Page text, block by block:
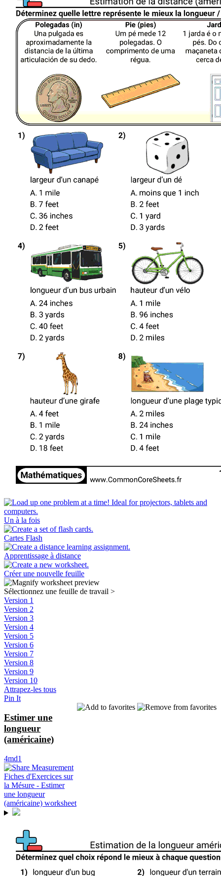
Un à la fois
Cartes Flash
Apprentissage à distance
Créer une nouvelle feuille
Sélectionnez une feuille de travail >
Version 1
Version 2
Version 3
Version 4
Version 5
Version 6
Version 7
Version 8
Version 9
Version 10
Attrapez-les tous
Pin It
Estimer une
longueur
(américaine)
4md1